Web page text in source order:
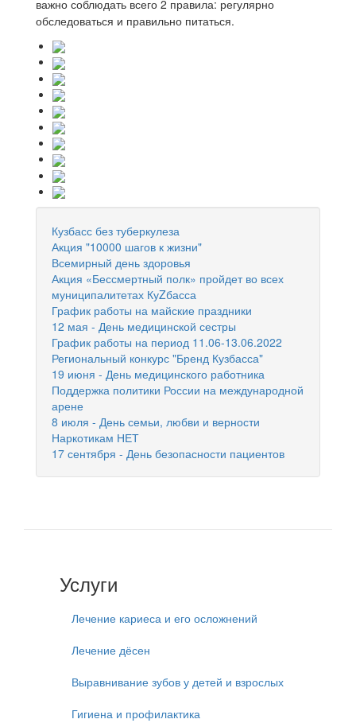
важно соблюдать всего 2 правила: регулярно
обследоваться и правильно питаться.
Кузбасс без туберкулеза
Акция "10000 шагов к жизни"
Всемирный день здоровья
Акция «Бессмертный полк» пройдет во всех
муниципалитетах КуZбасса
График работы на майские праздники
12 мая - День медицинской сестры
График работы на период 11.06-13.06.2022
Региональный конкурс "Бренд Кузбасса"
19 июня - День медицинского работника
Поддержка политики России на международной
арене
8 июля - День семьи, любви и верности
Наркотикам НЕТ
17 сентября - День безопасности пациентов
Услуги
Лечение кариеса и его осложнений
Лечение дёсен
Выравнивание зубов у детей и взрослых
Гигиена и профилактика